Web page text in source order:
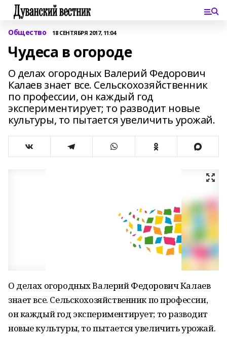
Общество 18 СЕНТЯБРЯ 2017, 11:04
Чудеса в огороде
О делах огородных Валерий Федорович
Калаев знает все. Сельскохозяйственник
по профессии, он каждый год
экспериментирует; то разводит новые
культуры, то пытается увеличить урожай.
О делах огородных Валерий Федорович Калаев
знает все. Сельскохозяйственник по профессии,
он каждый год экспериментирует; то разводит
новые культуры, то пытается увеличить урожай.